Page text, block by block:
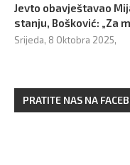
Jevto obavještavao
stanju, Bošković: „Za
Srijeda, 8 Oktobra 2025,
PRATITE NAS NA